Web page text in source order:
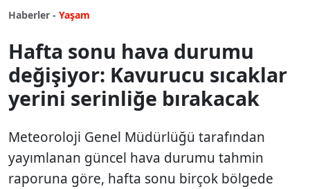
Haberler - Yaşam
Hafta sonu hava durumu
değişiyor: Kavurucu sıcaklar
yerini serinliğe bırakacak
Meteoroloji Genel Müdürlüğü tarafından
yayımlanan güncel hava durumu tahmin
raporuna göre, hafta sonu birçok bölgede